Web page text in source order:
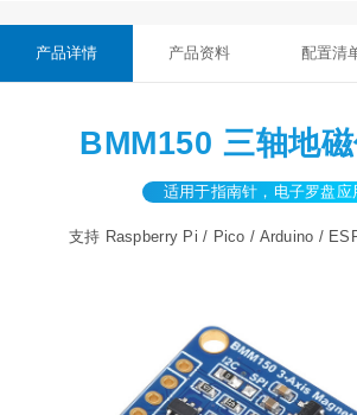
产品详情 产品资料 配置清
BMM150 三轴地
适用于指南针，电子罗盘应
支持 Raspberry Pi / Pico / Arduino /